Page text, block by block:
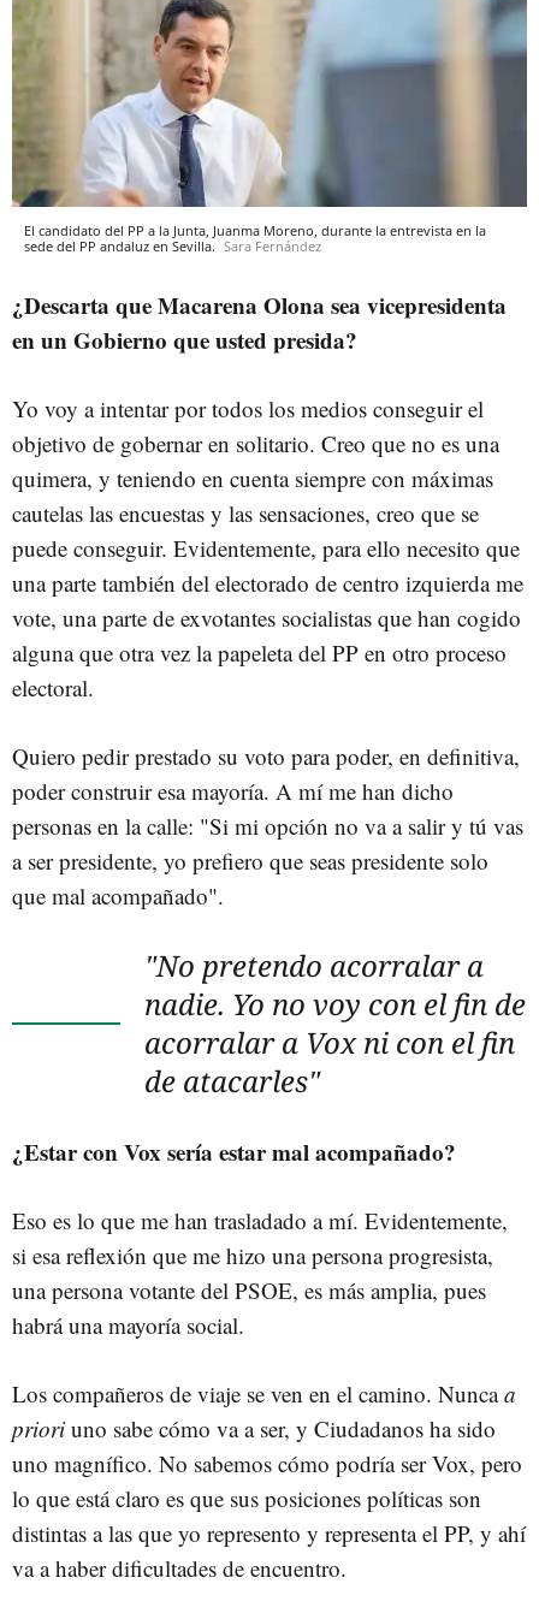
El candidato del PP a la Junta, Juanma Moreno, durante la entrevista en la
sede del PP andaluz en Sevilla. Sara Fernández
¿Descarta que Macarena Olona sea vicepresidenta
en un Gobierno que usted presida?
Yo voy a intentar por todos los medios conseguir el
objetivo de gobernar en solitario. Creo que no es una
quimera, y teniendo en cuenta siempre con máximas
cautelas las encuestas y las sensaciones, creo que se
puede conseguir. Evidentemente, para ello necesito que
una parte también del electorado de centro izquierda me
vote, una parte de exvotantes socialistas que han cogido
alguna que otra vez la papeleta del PP en otro proceso
electoral.
Quiero pedir prestado su voto para poder, en definitiva,
poder construir esa mayoría. A mí me han dicho
personas en la calle: "Si mi opción no va a salir y tú vas
a ser presidente, yo prefiero que seas presidente solo
que mal acompañado".
"No pretendo acorralar a
nadie. Yo no voy con el fin de
acorralar a Vox ni con el fin
de atacarles"
¿Estar con Vox sería estar mal acompañado?
Eso es lo que me han trasladado a mí. Evidentemente,
si esa reflexión que me hizo una persona progresista,
una persona votante del PSOE, es más amplia, pues
habrá una mayoría social.
Los compañeros de viaje se ven en el camino. Nuncaa
priori uno sabe cómo va a ser, y Ciudadanos ha sido
uno magnífico. No sabemos cómo podría ser Vox, pero
lo que está claro es que sus posiciones políticas son
distintas a las que yo represento y representa el PP, y ahí
va a haber dificultades de encuentro.